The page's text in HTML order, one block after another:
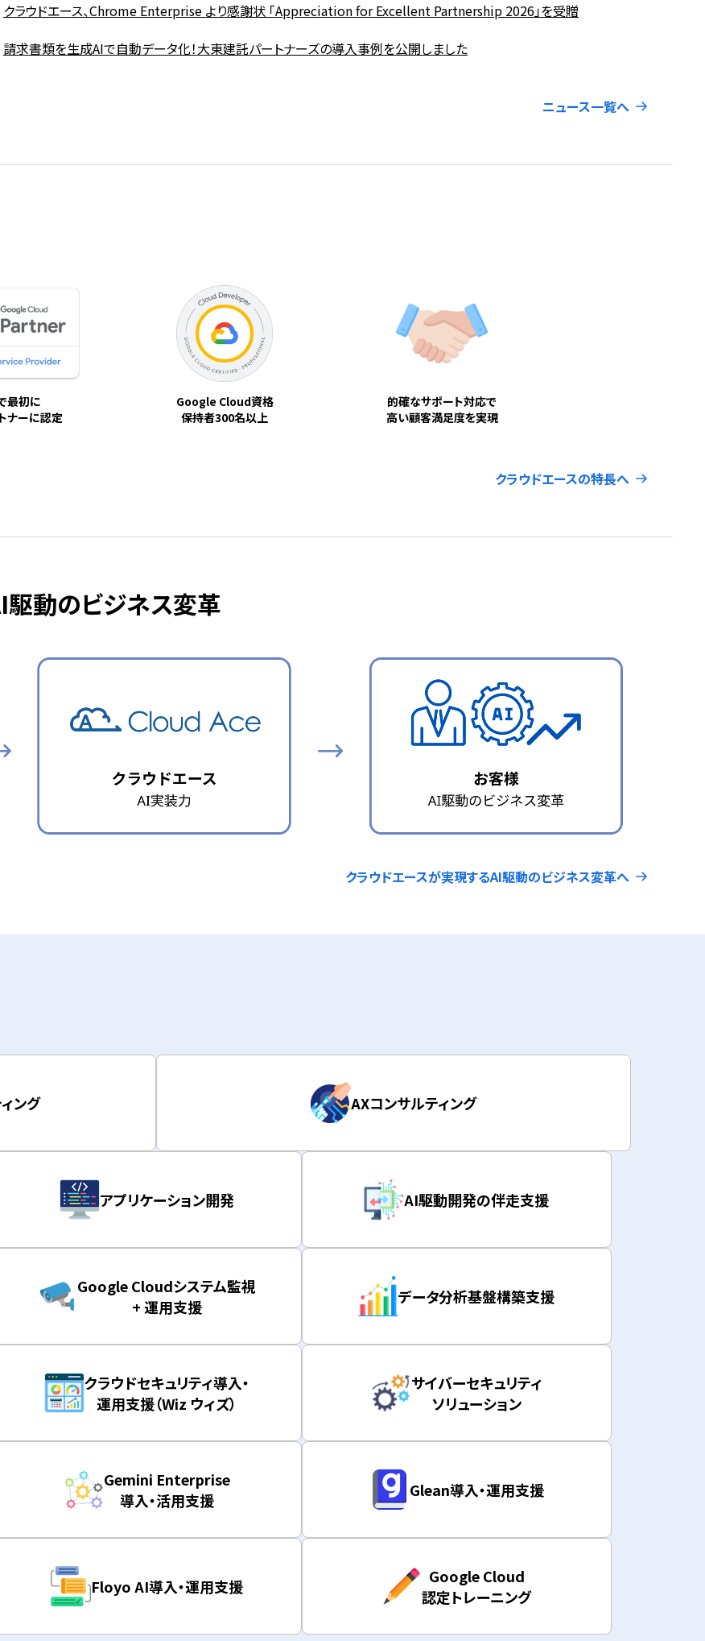
クラウドエース、Chrome Enterprise より感謝状 「Appreciation for Excellent Partnership 2026」を受贈
請求書類を生成AIで自動データ化！大東建託パートナーズの導入事例を公開しました
ニュース一覧へ
最初に
ナーに認定
Google Cloud資格
保持者300名以上
的確なサポート対応で
高い顧客満足度を実現
クラウドエースの特長へ
動のビジネス変革
クラウドエースが実現するAI駆動のビジネス変革へ
ング AXコンサルティング
アプリケーション開発 AI駆動開発の伴走支援
Google Cloudシステム監視
+ 運用支援
データ分析基盤構築支援
クラウドセキュリティ導入・
運用支援（Wiz ウィズ）
サイバーセキュリティ
ソリューション
Gemini Enterprise
導入・活用支援
Glean導入・運用支援
Floyo AI導入・運用支援
Google Cloud
認定トレーニング